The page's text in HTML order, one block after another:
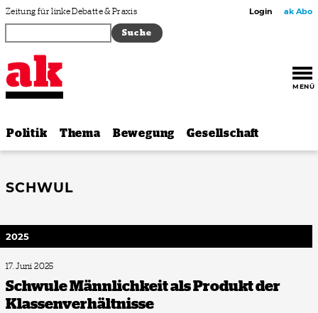
Zum Inhalt springen
Zeitung für linke Debatte & Praxis Login ak Abo
MENÜ
Politik Thema Bewegung Gesellschaft
SCHWUL
2025
17. Juni 2025
Schwule Männlichkeit als Produkt der
Klassenverhältnisse